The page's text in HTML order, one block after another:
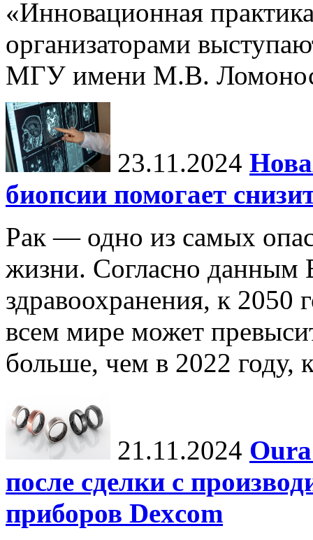
«Инновационная
организаторами
МГУ имени М.В.
23.11.2024
биопсии помогает
Рак — одно из самых
жизни. Согласно данным
здравоохранения, к 2050
всем мире может
больше, чем в 2022 году,
21.11.2024
после сделки с
приборов Dexcom